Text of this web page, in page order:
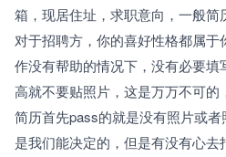
箱，现居住址，求职意向，一般简
对于招聘方，你的喜好性格都属
作没有帮助的情况下，没有必要
高就不要贴照片，这是万万不可
简历首先pass的就是没有照片或
是我们能决定的，但是有没有心